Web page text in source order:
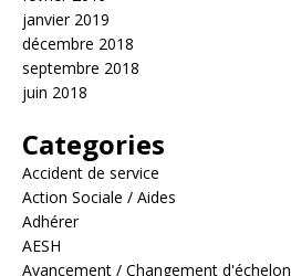
janvier 2019
décembre 2018
septembre 2018
juin 2018
Categories
Accident de service
Action Sociale / Aides
Adhérer
AESH
Avancement / Changement d'échelon